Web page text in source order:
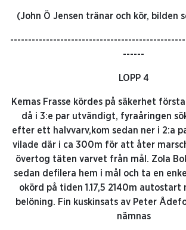
(John Ö Jensen tränar och kör, bilden
------
LOPP 4
Kemas Frasse kördes på säkerhet
då i 3:e par utvändigt, fyraåringen
efter ett halvvarv,kom sedan ner i 2:a
vilade där i ca 300m för att åter
övertog täten varvet från mål. Zola
sedan defilera hem i mål och ta en
okörd på tiden 1.17,5 2140m autostart
belöning. Fin kuskinsats av Peter
nämnas